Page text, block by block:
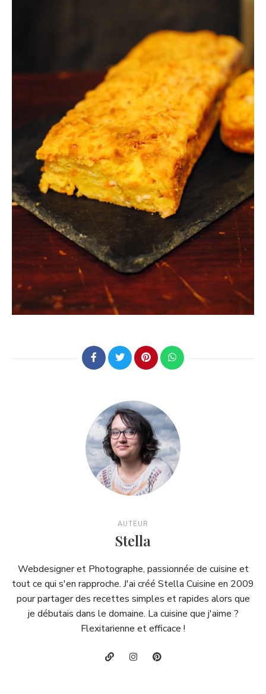
AUTEUR
Stella
Webdesigner et Photographe, passionnée de cuisine et
tout ce qui s'en rapproche. J'ai créé Stella Cuisine en 2009
pour partager des recettes simples et rapides alors que
je débutais dans le domaine. La cuisine que j'aime ?
Flexitarienne et efficace !